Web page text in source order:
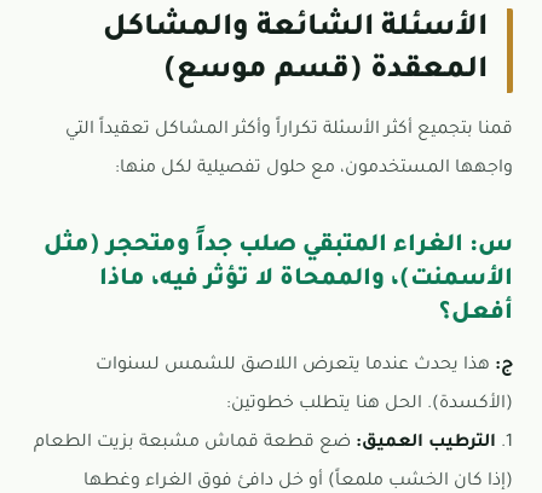
الأسئلة الشائعة والمشاكل
المعقدة (قسم موسع)
قمنا بتجميع أكثر الأسئلة تكراراً وأكثر المشاكل تعقيداً التي
واجهها المستخدمون، مع حلول تفصيلية لكل منها:
س: الغراء المتبقي صلب جداً ومتحجر (مثل
الأسمنت)، والممحاة لا تؤثر فيه، ماذا
أفعل؟
ج: هذا يحدث عندما يتعرض اللاصق للشمس لسنوات
(الأكسدة). الحل هنا يتطلب خطوتين:
1. الترطيب العميق: ضع قطعة قماش مشبعة بزيت الطعام
(إذا كان الخشب ملمعاً) أو خل دافئ فوق الغراء وغطها